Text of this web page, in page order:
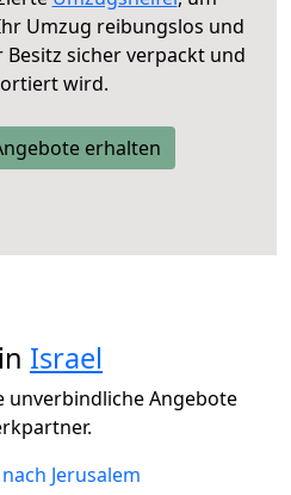
Umzug reibungslos und
sicher verpackt und
wird.
erhalten
Israel
unverbindliche Angebote
Jerusalem